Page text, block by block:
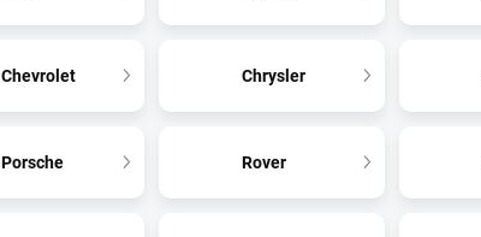
Chevrolet Chrysler
Porsche Rover